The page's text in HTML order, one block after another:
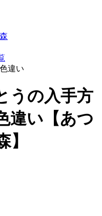
違い
うの入手方
違い【あつ